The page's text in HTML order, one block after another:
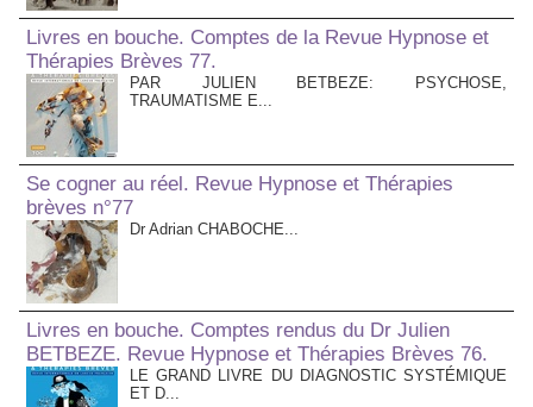
Livres en bouche. Comptes de la Revue Hypnose et
Thérapies Brèves 77.
PAR JULIEN BETBEZE: PSYCHOSE,
TRAUMATISME E...
Se cogner au réel. Revue Hypnose et Thérapies
brèves n°77
Dr Adrian CHABOCHE...
Livres en bouche. Comptes rendus du Dr Julien
BETBEZE. Revue Hypnose et Thérapies Brèves 76.
LE GRAND LIVRE DU DIAGNOSTIC SYSTÉMIQUE
ET D...